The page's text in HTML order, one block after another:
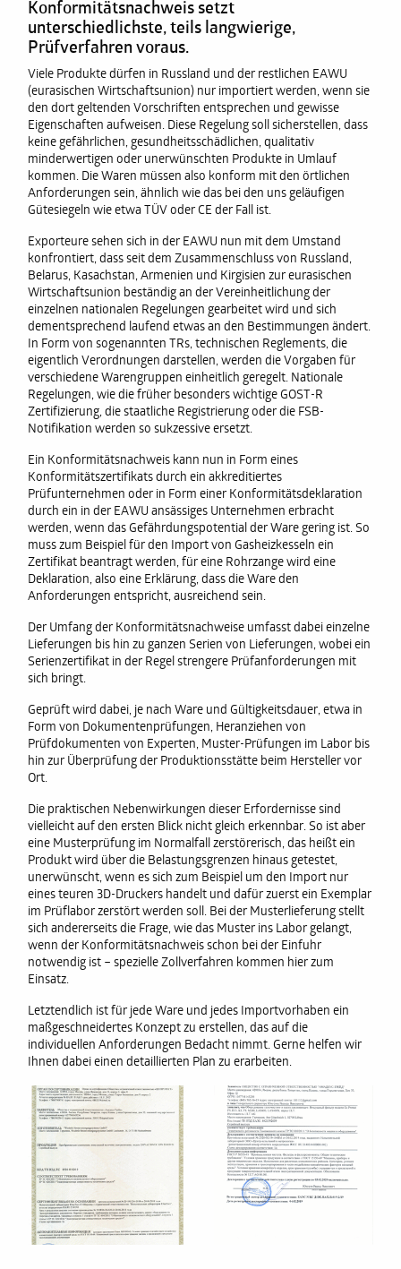
Konformitätsnachweis setzt
unterschiedlichste, teils langwierige,
Prüfverfahren voraus.
Viele Produkte dürfen in Russland und der restlichen EAWU
(eurasischen Wirtschaftsunion) nur importiert werden, wenn sie
den dort geltenden Vorschriften entsprechen und gewisse
Eigenschaften aufweisen. Diese Regelung soll sicherstellen, dass
keine gefährlichen, gesundheitsschädlichen, qualitativ
minderwertigen oder unerwünschten Produkte in Umlauf
kommen. Die Waren müssen also konform mit den örtlichen
Anforderungen sein, ähnlich wie das bei den uns geläufigen
Gütesiegeln wie etwa TÜV oder CE der Fall ist.
Exporteure sehen sich in der EAWU nun mit dem Umstand
konfrontiert, dass seit dem Zusammenschluss von Russland,
Belarus, Kasachstan, Armenien und Kirgisien zur eurasischen
Wirtschaftsunion beständig an der Vereinheitlichung der
einzelnen nationalen Regelungen gearbeitet wird und sich
dementsprechend laufend etwas an den Bestimmungen ändert.
In Form von sogenannten TRs, technischen Reglements, die
eigentlich Verordnungen darstellen, werden die Vorgaben für
verschiedene Warengruppen einheitlich geregelt. Nationale
Regelungen, wie die früher besonders wichtige GOST-R
Zertifizierung, die staatliche Registrierung oder die FSB-
Notifikation werden so sukzessive ersetzt.
Ein Konformitätsnachweis kann nun in Form eines
Konformitätszertifikats durch ein akkreditiertes
Prüfunternehmen oder in Form einer Konformitätsdeklaration
durch ein in der EAWU ansässiges Unternehmen erbracht
werden, wenn das Gefährdungspotential der Ware gering ist. So
muss zum Beispiel für den Import von Gasheizkesseln ein
Zertifikat beantragt werden, für eine Rohrzange wird eine
Deklaration, also eine Erklärung, dass die Ware den
Anforderungen entspricht, ausreichend sein.
Der Umfang der Konformitätsnachweise umfasst dabei einzelne
Lieferungen bis hin zu ganzen Serien von Lieferungen, wobei ein
Serienzertifikat in der Regel strengere Prüfanforderungen mit
sich bringt.
Geprüft wird dabei, je nach Ware und Gültigkeitsdauer, etwa in
Form von Dokumentenprüfungen, Heranziehen von
Prüfdokumenten von Experten, Muster-Prüfungen im Labor bis
hin zur Überprüfung der Produktionsstätte beim Hersteller vor
Ort.
Die praktischen Nebenwirkungen dieser Erfordernisse sind
vielleicht auf den ersten Blick nicht gleich erkennbar. So ist aber
eine Musterprüfung im Normalfall zerstörerisch, das heißt ein
Produkt wird über die Belastungsgrenzen hinaus getestet,
unerwünscht, wenn es sich zum Beispiel um den Import nur
eines teuren 3D-Druckers handelt und dafür zuerst ein Exemplar
im Prüflabor zerstört werden soll. Bei der Musterlieferung stellt
sich andererseits die Frage, wie das Muster ins Labor gelangt,
wenn der Konformitätsnachweis schon bei der Einfuhr
notwendig ist – spezielle Zollverfahren kommen hier zum
Einsatz.
Letztendlich ist für jede Ware und jedes Importvorhaben ein
maßgeschneidertes Konzept zu erstellen, das auf die
individuellen Anforderungen Bedacht nimmt. Gerne helfen wir
Ihnen dabei einen detaillierten Plan zu erarbeiten.